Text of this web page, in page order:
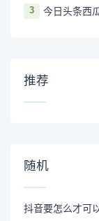
3 今日头条西
推荐
随机
抖音要怎么才可